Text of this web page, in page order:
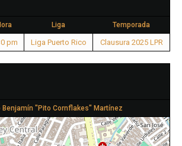
Liga Temporada
pm Liga Puerto Rico Clausura 2025 LPR
Benjamín "Pito Cornflakes" Martínez